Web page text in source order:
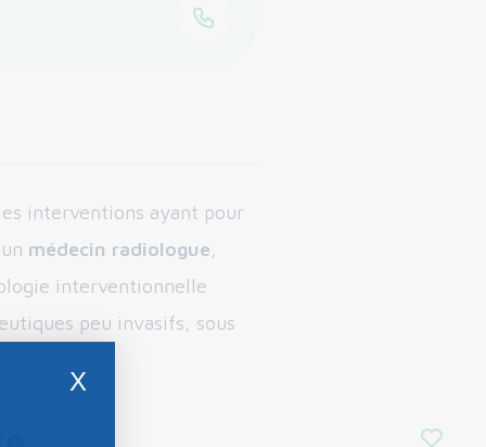
interventions ayant pour
médecin radiologue,
interventionnelle
peu invasifs, sous
X